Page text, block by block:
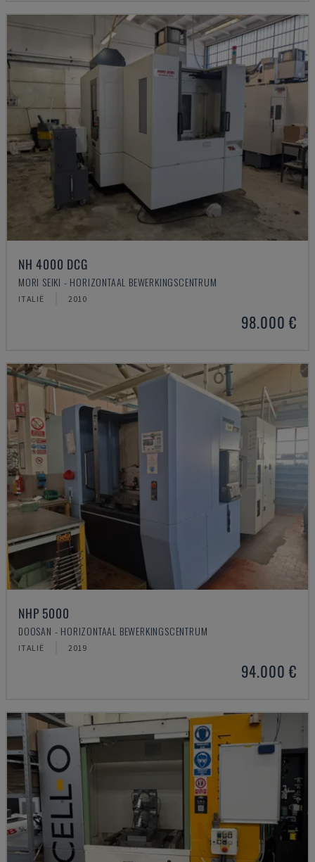
NH 4000 DCG
MORI SEIKI - HORIZONTAAL BEWERKINGSCENTRUM
ITALIË 2010
98.000 €
NHP 5000
DOOSAN - HORIZONTAAL BEWERKINGSCENTRUM
ITALIË 2019
94.000 €